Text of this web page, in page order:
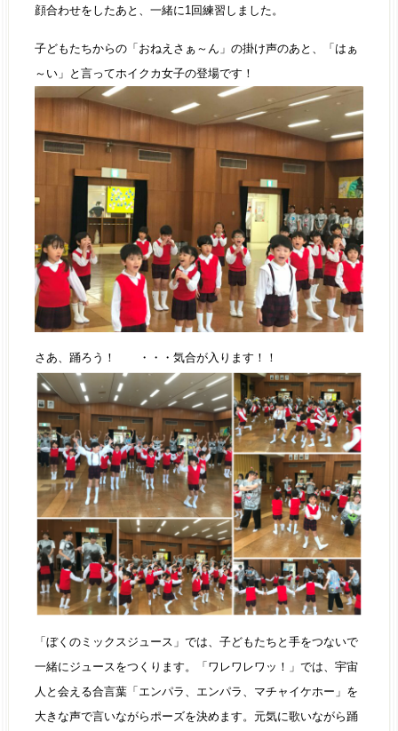
顔合わせをしたあと、一緒に1回練習しました。
子どもたちからの「おねえさぁ～ん」の掛け声のあと、「はぁ
～い」と言ってホイクカ女子の登場です！
さあ、踊ろう！ ・・・気合が入ります！！
「ぼくのミックスジュース」では、子どもたちと手をつないで
一緒にジュースをつくります。「ワレワレワッ！」では、宇宙
人と会える合言葉「エンパラ、エンパラ、マチャイケホー」を
大きな声で言いながらポーズを決めます。元気に歌いながら踊